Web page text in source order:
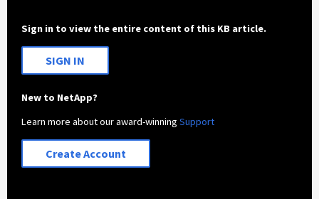
Sign in to view the entire content of this KB article.
SIGN IN
New to NetApp?
Learn more about our award-winningSupport
Create Account